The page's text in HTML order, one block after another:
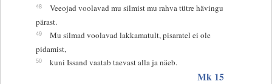
48
Veeojad voolavad mu silmist mu rahva tütre hävingu
pärast.
49
Mu silmad voolavad lakkamatult, pisaratel ei ole
pidamist,
50 kuni Issand vaatab taevast alla ja näeb.
Mk 15